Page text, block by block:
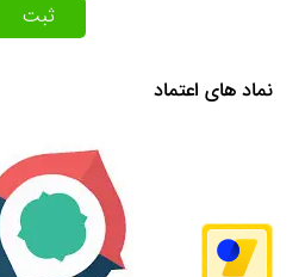
ثبت
نماد های اعتماد